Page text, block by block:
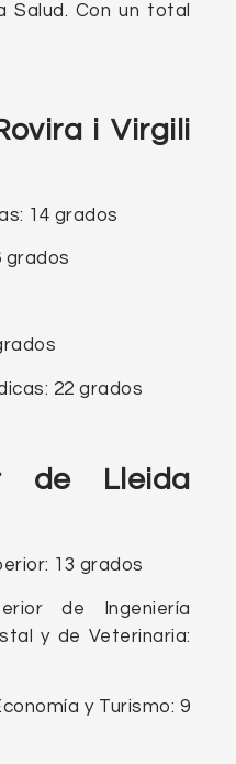
Salud. Con un total
i Virgili
14 grados
grados
22 grados
de Lleida
13 grados
de Ingeniería
y de Veterinaria:
y Turismo: 9